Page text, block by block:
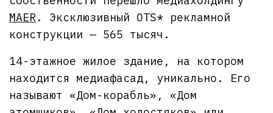
MAER . Эксклюзивный OTS* рекламной
конструкции — 565 тысяч.
14-этажное жилое здание, на котором
находится медиафасад, уникально. Его
называют «Дом-корабль», «Дом